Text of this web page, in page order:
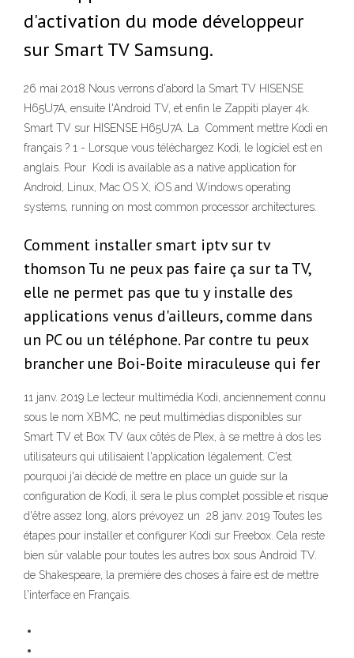
d'activation du mode développeur
sur Smart TV Samsung.
26 mai 2018 Nous verrons d'abord la Smart TV HISENSE
H65U7A, ensuite l'Android TV, et enfin le Zappiti player 4k.
Smart TV sur HISENSE H65U7A. La Comment mettre Kodi en
français ? 1 - Lorsque vous téléchargez Kodi, le logiciel est en
anglais. Pour Kodi is available as a native application for
Android, Linux, Mac OS X, iOS and Windows operating
systems, running on most common processor architectures.
Comment installer smart iptv sur tv
thomson Tu ne peux pas faire ça sur ta TV,
elle ne permet pas que tu y installe des
applications venus d'ailleurs, comme dans
un PC ou un téléphone. Par contre tu peux
brancher une Boi-Boite miraculeuse qui fer
11 janv. 2019 Le lecteur multimédia Kodi, anciennement connu
sous le nom XBMC, ne peut multimédias disponibles sur
Smart TV et Box TV (aux côtés de Plex, à se mettre à dos les
utilisateurs qui utilisaient l'application légalement. C'est
pourquoi j'ai décidé de mettre en place un guide sur la
configuration de Kodi, il sera le plus complet possible et risque
d'être assez long, alors prévoyez un 28 janv. 2019 Toutes les
étapes pour installer et configurer Kodi sur Freebox. Cela reste
bien sûr valable pour toutes les autres box sous Android TV.
de Shakespeare, la première des choses à faire est de mettre
l'interface en Français.